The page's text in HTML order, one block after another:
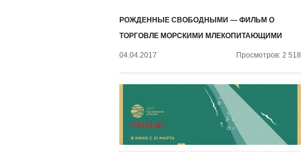
РОЖДЕННЫЕ СВОБОДНЫМИ — ФИЛЬМ О
ТОРГОВЛЕ МОРСКИМИ МЛЕКОПИТАЮЩИМИ
04.04.2017 Просмотров: 2 518